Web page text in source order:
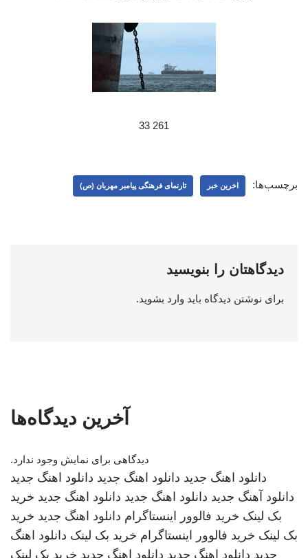
261 33
برچسب‌ها: اخرین خبر تارنمای فرهنگی پیامبر مهربان (ص)
دیدگاهتان را بنویسید
برای نوشتن دیدگاه باید وارد بشوید.
آخرین دیدگاه‌ها
دیدگاهی برای نمایش وجود ندارد.
دانلود اهنگ جدید دانلود اهنگ جدید دانلود اهنگ جدید
دانلود آهنگ جدید دانلود اهنگ جدید دانلود اهنگ جدید خرید
بک لینک خرید فالوور اینستاگرام دانلود اهنگ جدید خرید
بک لینک خرید فالوور اینستاگرام خرید بک لینک دانلود اهنگ
جدید دانلود اهنگ جدید دانلود اهنگ جدید خرید بک لینک